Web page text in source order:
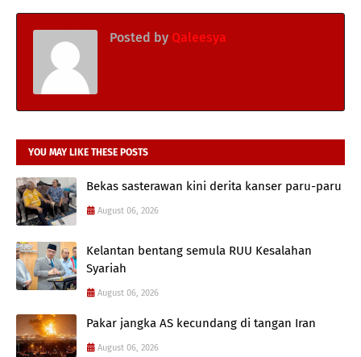
Posted by Qaleesya
YOU MAY LIKE THESE POSTS
Bekas sasterawan kini derita kanser paru-paru
August 06, 2026
Kelantan bentang semula RUU Kesalahan
Syariah
August 06, 2026
Pakar jangka AS kecundang di tangan Iran
August 06, 2026